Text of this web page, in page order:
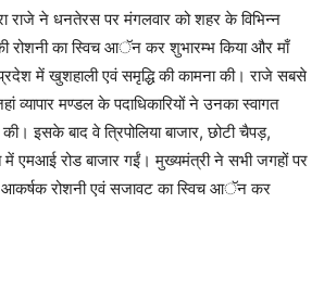
राजे ने धनतेरस पर मंगलवार को शहर के विभिन्न
की रोशनी का स्विच आॅन कर शुभारम्भ किया और माँ
में खुशहाली एवं समृद्धि की कामना की। राजे सबसे
व्यापार मण्डल के पदाधिकारियों ने उनका स्वागत
इसके बाद वे त्रिपोलिया बाजार, छोटी चैपड़,
एमआई रोड बाजार गईं। मुख्यमंत्री ने सभी जगहों पर
गई आकर्षक रोशनी एवं सजावट का स्विच आॅन कर